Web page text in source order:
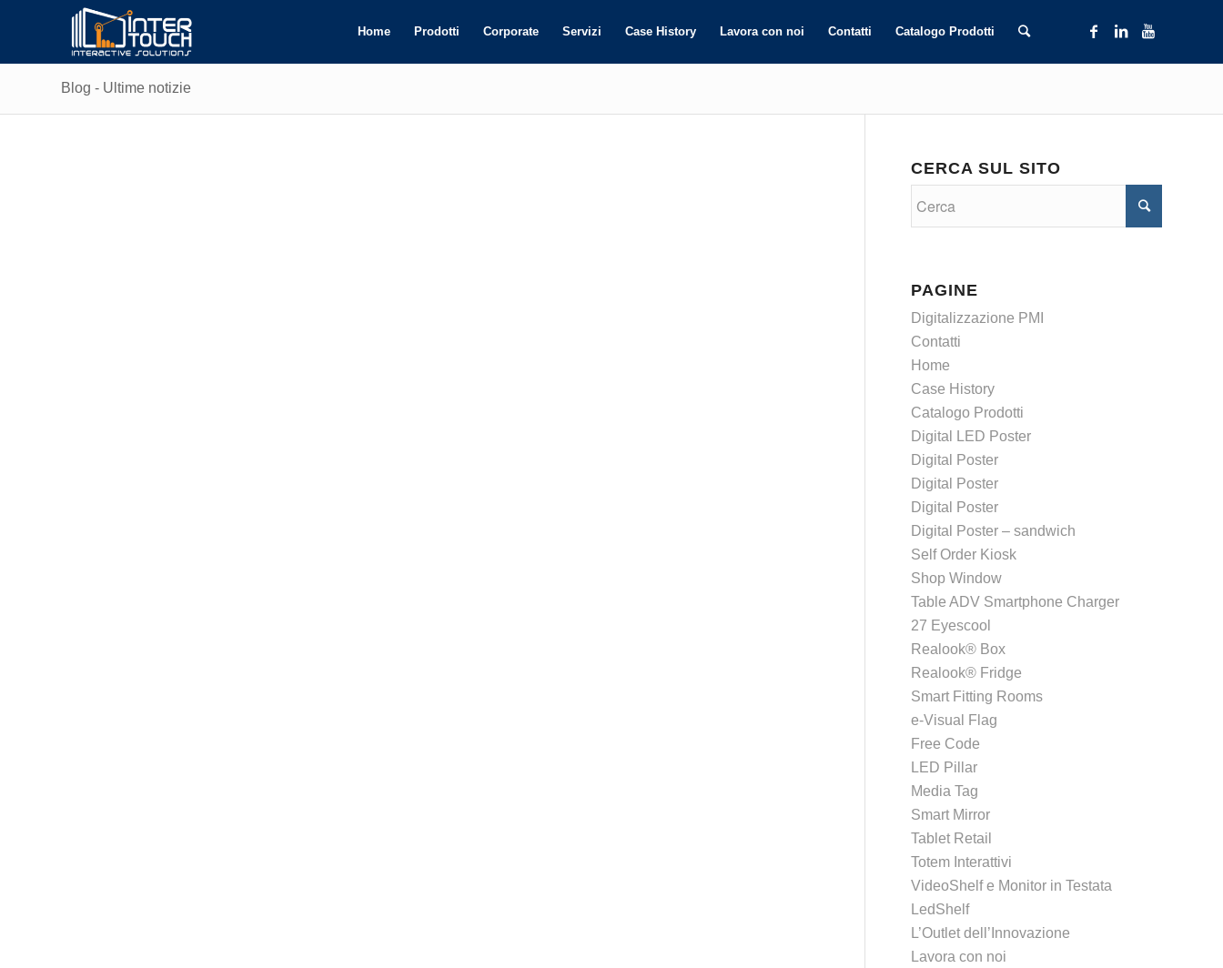
Home Prodotti Corporate Servizi Case History Lavora con noi Contatti Catalogo Prodotti
Blog - Ultime notizie
CERCA SUL SITO
PAGINE
Digitalizzazione PMI
Contatti
Home
Case History
Catalogo Prodotti
Digital LED Poster
Digital Poster
Digital Poster
Digital Poster
Digital Poster – sandwich
Self Order Kiosk
Shop Window
Table ADV Smartphone Charger
27 Eyescool
Realook® Box
Realook® Fridge
Smart Fitting Rooms
e-Visual Flag
Free Code
LED Pillar
Media Tag
Smart Mirror
Tablet Retail
Totem Interattivi
VideoShelf e Monitor in Testata
LedShelf
L’Outlet dell’Innovazione
Lavora con noi